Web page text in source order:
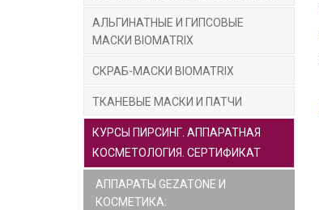
АЛЬГИНАТНЫЕ И ГИПСОВЫЕ
МАСКИ BIOMATRIX
СКРАБ-МАСКИ BIOMATRIX
ТКАНЕВЫЕ МАСКИ И ПАТЧИ
КУРСЫ ПИРСИНГ. АППАРАТНАЯ
КОСМЕТОЛОГИЯ. СЕРТИФИКАТ
АППАРАТЫ GEZATONE И
КОСМЕТИКА: